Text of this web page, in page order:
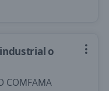
o
COMFAMA